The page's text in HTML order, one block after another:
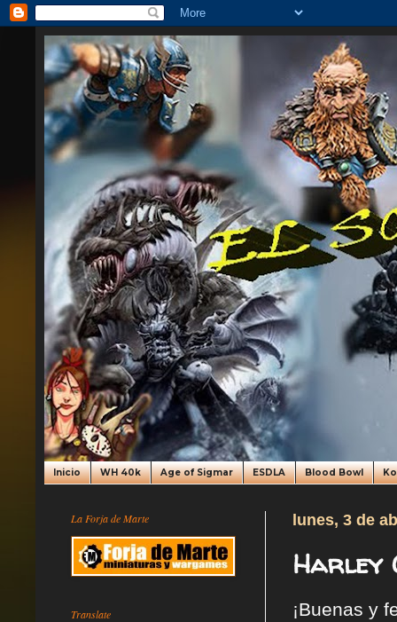
Inicio WH 40k Age of Sigmar ESDLA Blood Bowl
lunes, 3 de
Harley
¡Buenas y
La Forja de Marte
Translate